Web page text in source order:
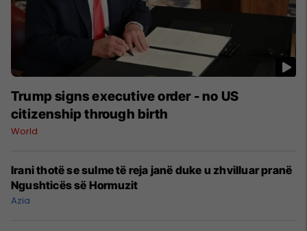
Trump signs executive order - no US
citizenship through birth
World
Irani thotë se sulme të reja janë duke u zhvilluar pranë
Ngushticës së Hormuzit
Azia